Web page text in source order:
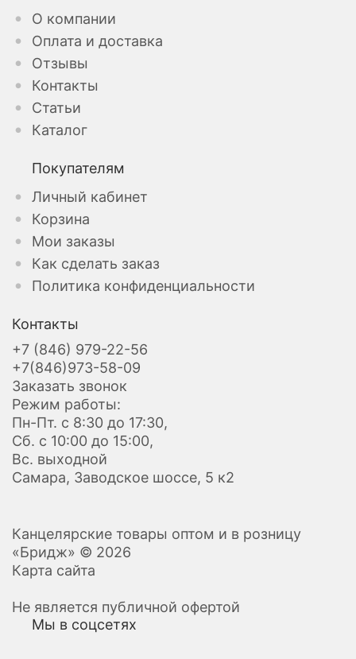
О компании
Оплата и доставка
Отзывы
Контакты
Статьи
Каталог
Покупателям
Личный кабинет
Корзина
Мои заказы
Как сделать заказ
Политика конфиденциальности
Контакты
+7 (846) 979-22-56
+7(846)973-58-09
Заказать звонок
Режим работы:
Пн-Пт. с 8:30 до 17:30,
Сб. с 10:00 до 15:00,
Вс. выходной
Самара, Заводское шоссе, 5 к2
Канцелярские товары оптом и в розницу
«Бридж» © 2026
Карта сайта
Не является публичной офертой
Мы в соцсетях